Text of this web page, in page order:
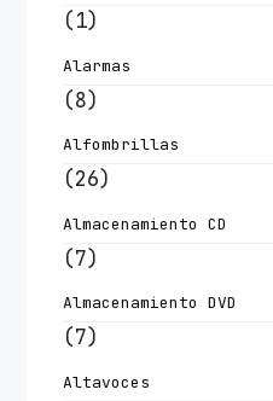
(1)
Alarmas
(8)
Alfombrillas
(26)
Almacenamiento CD
(7)
Almacenamiento DVD
(7)
Altavoces